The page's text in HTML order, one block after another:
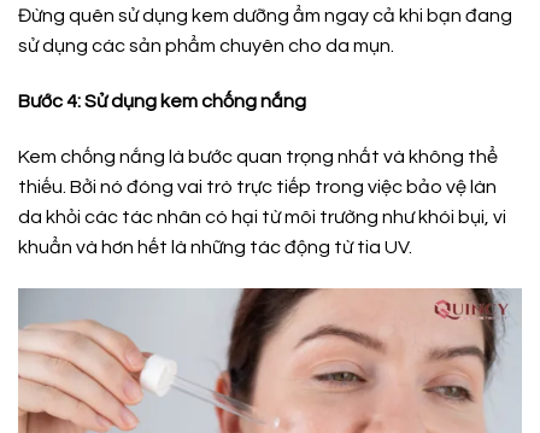
Đừng quên sử dụng kem dưỡng ẩm ngay cả khi bạn đang
sử dụng các sản phẩm chuyên cho da mụn.
Bước 4: Sử dụng kem chống nắng
Kem chống nắng là bước quan trọng nhất và không thể
thiếu. Bởi nó đóng vai trò trực tiếp trong việc bảo vệ làn
da khỏi các tác nhân có hại từ môi trường như khói bụi, vi
khuẩn và hơn hết là những tác động từ tia UV.